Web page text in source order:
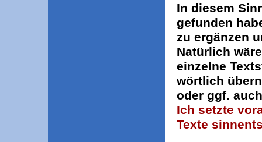
In diesem
gefunden
zu ergänzen
Natürlich
einzelne
wörtlich
oder ggf.
Ich setzte
Texte